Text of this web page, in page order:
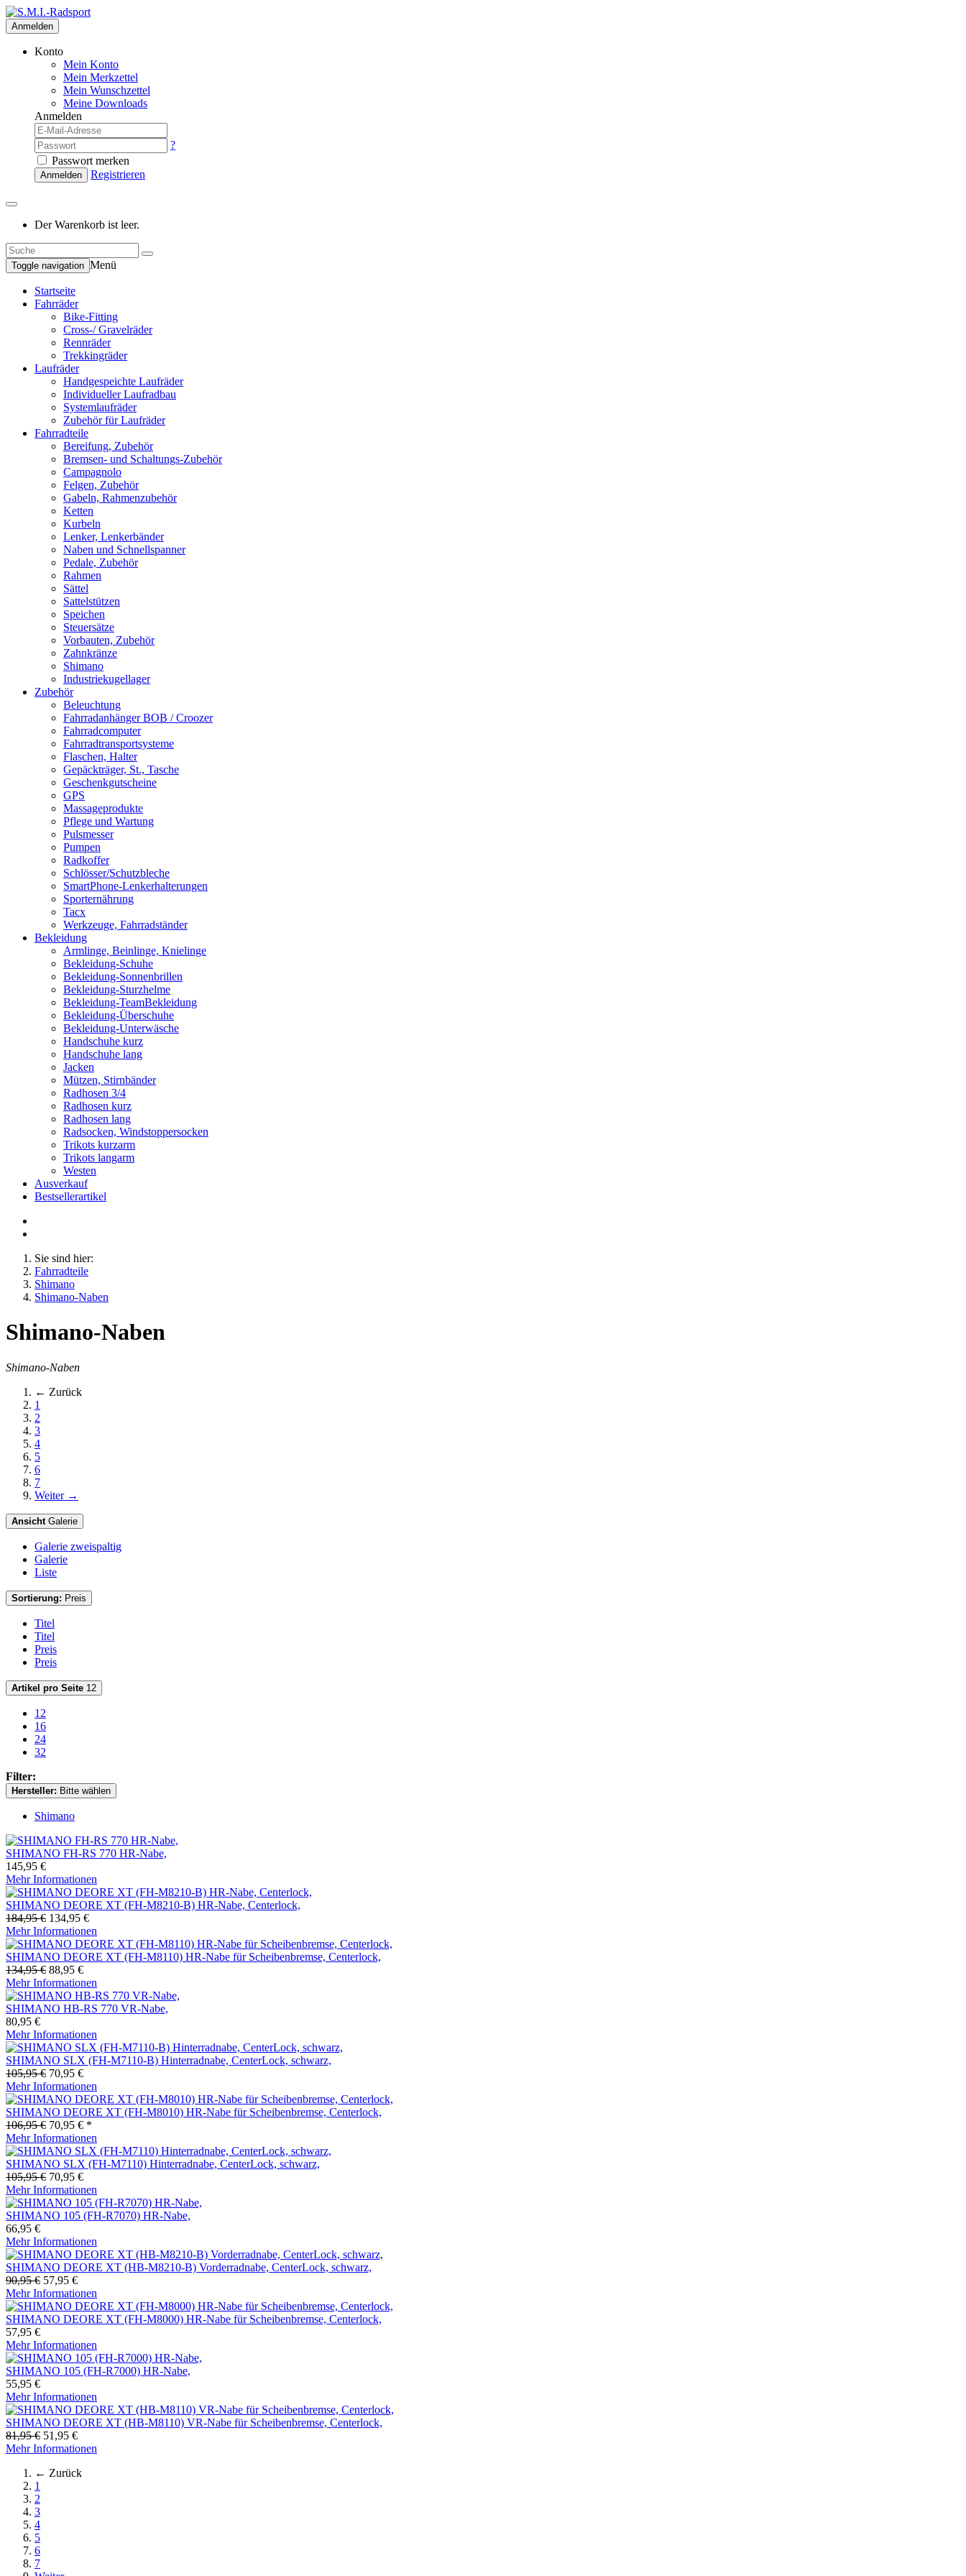
Anmelden
Konto
Mein Konto
Mein Merkzettel
Mein Wunschzettel
Meine Downloads
Anmelden
?
Passwort merken
Anmelden Registrieren
Der Warenkorb ist leer.
Toggle navigation Menü
Startseite
Fahrräder
Bike-Fitting
Cross-/ Gravelräder
Rennräder
Trekkingräder
Laufräder
Handgespeichte Laufräder
Individueller Laufradbau
Systemlaufräder
Zubehör für Laufräder
Fahrradteile
Bereifung, Zubehör
Bremsen- und Schaltungs-Zubehör
Campagnolo
Felgen, Zubehör
Gabeln, Rahmenzubehör
Ketten
Kurbeln
Lenker, Lenkerbänder
Naben und Schnellspanner
Pedale, Zubehör
Rahmen
Sättel
Sattelstützen
Speichen
Steuersätze
Vorbauten, Zubehör
Zahnkränze
Shimano
Industriekugellager
Zubehör
Beleuchtung
Fahrradanhänger BOB / Croozer
Fahrradcomputer
Fahrradtransportsysteme
Flaschen, Halter
Gepäckträger, St., Tasche
Geschenkgutscheine
GPS
Massageprodukte
Pflege und Wartung
Pulsmesser
Pumpen
Radkoffer
Schlösser/Schutzbleche
SmartPhone-Lenkerhalterungen
Sporternährung
Tacx
Werkzeuge, Fahrradständer
Bekleidung
Armlinge, Beinlinge, Knielinge
Bekleidung-Schuhe
Bekleidung-Sonnenbrillen
Bekleidung-Sturzhelme
Bekleidung-TeamBekleidung
Bekleidung-Überschuhe
Bekleidung-Unterwäsche
Handschuhe kurz
Handschuhe lang
Jacken
Mützen, Stirnbänder
Radhosen 3/4
Radhosen kurz
Radhosen lang
Radsocken, Windstoppersocken
Trikots kurzarm
Trikots langarm
Westen
Ausverkauf
Bestsellerartikel
Sie sind hier:
Fahrradteile
Shimano
Shimano-Naben
Shimano-Naben
Shimano-Naben
← Zurück
1
2
3
4
5
6
7
Weiter →
Ansicht Galerie
Galerie zweispaltig
Galerie
Liste
Sortierung: Preis
Titel
Titel
Preis
Preis
Artikel pro Seite 12
12
16
24
32
Filter:
Hersteller: Bitte wählen
Shimano
SHIMANO FH-RS 770 HR-Nabe,
145,95 €
Mehr Informationen
SHIMANO DEORE XT (FH-M8210-B) HR-Nabe, Centerlock,
184,95 € 134,95 €
Mehr Informationen
SHIMANO DEORE XT (FH-M8110) HR-Nabe für Scheibenbremse, Centerlock,
134,95 € 88,95 €
Mehr Informationen
SHIMANO HB-RS 770 VR-Nabe,
80,95 €
Mehr Informationen
SHIMANO SLX (FH-M7110-B) Hinterradnabe, CenterLock, schwarz,
105,95 € 70,95 €
Mehr Informationen
SHIMANO DEORE XT (FH-M8010) HR-Nabe für Scheibenbremse, Centerlock,
106,95 € 70,95 € *
Mehr Informationen
SHIMANO SLX (FH-M7110) Hinterradnabe, CenterLock, schwarz,
105,95 € 70,95 €
Mehr Informationen
SHIMANO 105 (FH-R7070) HR-Nabe,
66,95 €
Mehr Informationen
SHIMANO DEORE XT (HB-M8210-B) Vorderradnabe, CenterLock, schwarz,
90,95 € 57,95 €
Mehr Informationen
SHIMANO DEORE XT (FH-M8000) HR-Nabe für Scheibenbremse, Centerlock,
57,95 €
Mehr Informationen
SHIMANO 105 (FH-R7000) HR-Nabe,
55,95 €
Mehr Informationen
SHIMANO DEORE XT (HB-M8110) VR-Nabe für Scheibenbremse, Centerlock,
81,95 € 51,95 €
Mehr Informationen
← Zurück
1
2
3
4
5
6
7